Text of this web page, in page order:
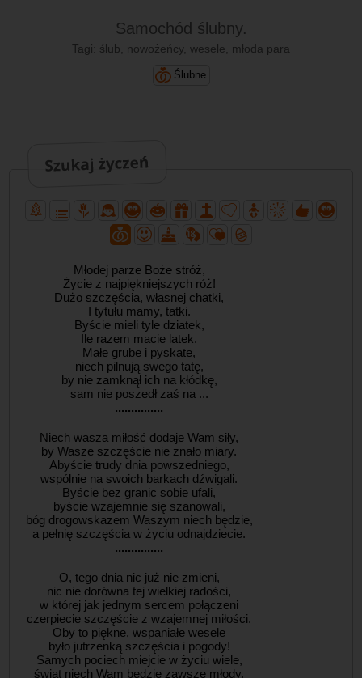
Samochód ślubny.
Tagi: ślub, nowożeńcy, wesele, młoda para
Ślubne
Młodej parze Boże stróż,
Życie z najpiękniejszych róż!
Dużo szczęścia, własnej chatki,
I tytułu mamy, tatki.
Byście mieli tyle dziatek,
Ile razem macie latek.
Małe grube i pyskate,
niech pilnują swego tatę,
by nie zamknął ich na kłódkę,
sam nie poszedł zaś na ...
...............
Niech wasza miłość dodaje Wam siły,
by Wasze szczęście nie znało miary.
Abyście trudy dnia powszedniego,
wspólnie na swoich barkach dźwigali.
Byście bez granic sobie ufali,
byście wzajemnie się szanowali,
bóg drogowskazem Waszym niech będzie,
a pełnię szczęścia w życiu odnajdziecie.
...............
O, tego dnia nic już nie zmieni,
nic nie dorówna tej wielkiej radości,
w której jak jednym sercem połączeni
czerpiecie szczęście z wzajemnej miłości.
Oby to piękne, wspaniałe wesele
było jutrzenką szczęścia i pogody!
Samych pociech miejcie w życiu wiele,
świat niech Wam będzie zawsze młody.